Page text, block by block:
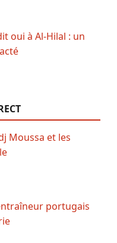
oui à Al-Hilal : un
Moussa et les
portugais